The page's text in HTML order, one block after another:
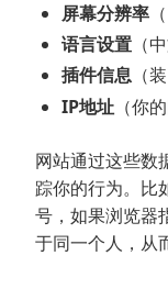
屏幕分辨率
语言设置 （
插件信息 （
IP地址 （你
网站通过这些数
踪你的行为。比
号，如果浏览器
于同一个人，从